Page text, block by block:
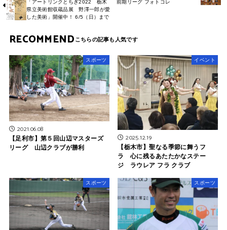
「アートリンクとちぎ2022 栃木
県立美術館収蔵品展 野澤一郎が愛
した美術」開催中！ 6/5（日）まで
前期リーグ フォトコレ
RECOMMEND
スポーツ
2021.06.08
【足利市】第５回山辺マスターズ
リーグ 山辺クラブが勝利
イベント
2025.12.19
【栃木市】聖なる季節に舞うフ
ラ 心に残るあたたかなステー
ジ ラウレア フラ クラブ
スポーツ スポーツ